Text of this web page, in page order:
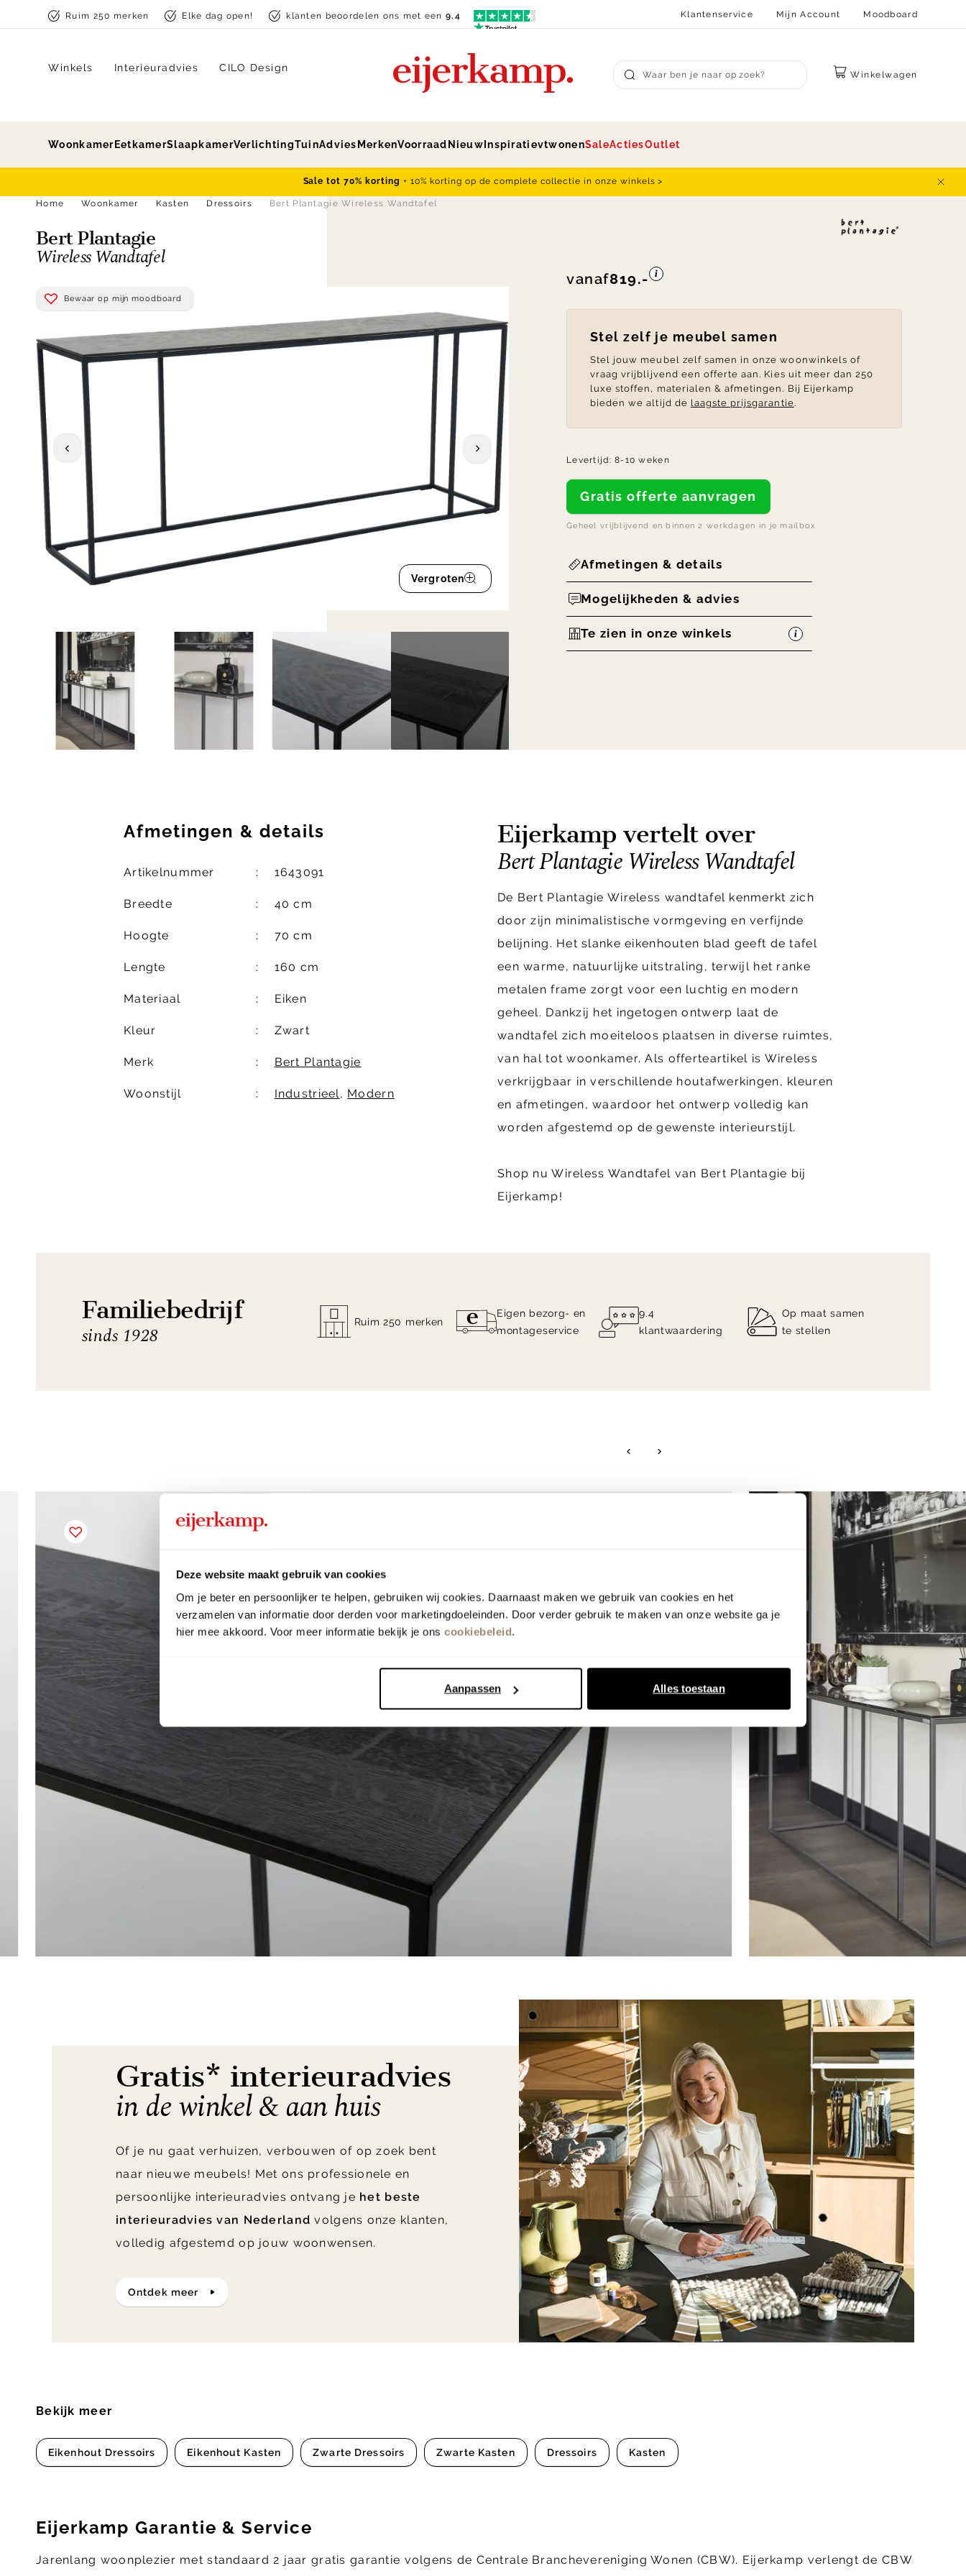
Deze website maakt gebruik van cookies
Om je beter en persoonlijker te helpen, gebruiken wij cookies. Daarnaast maken we gebruik van cookies en het
verzamelen van informatie door derden voor marketingdoeleinden. Door verder gebruik te maken van onze website ga je
hier mee akkoord. Voor meer informatie bekijk je ons cookiebeleid.
Aanpassen Alles toestaan
Skip to contentRuim 250 merken Elke dag open! klanten beoordelen ons met een9.4 Klantenservice Mijn Account Moodboard
Submit search
Winkelwagen
Winkels Interieuradvies CILO Design
Woonkamer EetkamerSlaapkamerVerlichtingTuinAdvies MerkenVoorraad Nieuw InspiratievtwonenSaleActiesOutlet
Sale tot 70% korting + 10% korting op de complete collectie in onze winkels >
Home
Woonkamer Kasten Dressoirs Bert Plantagie Wireless Wandtafel
Bert Plantagie
Wireless Wandtafel
Bewaar op mijn moodboard
Vergroten
vanaf819.-
Stel zelf je meubel samen
Stel jouw meubel zelf samen in onze woonwinkels of
vraag vrijblijvend een offerte aan. Kies uit meer dan 250
luxe stoffen, materialen & afmetingen. Bij Eijerkamp
bieden we altijd de laagste prijsgarantie.
Levertijd:8-10 weken
Gratis offerte aanvragen
Geheel vrijblijvend en binnen 2 werkdagen in je mailbox
Afmetingen & details
Mogelijkheden & advies
Te zien in onze winkels
Afmetingen & details
Artikelnummer 1643091
Breedte 40 cm
Hoogte 70 cm
Lengte 160 cm
Materiaal Eiken
Kleur Zwart
Merk Bert Plantagie
Woonstijl Industrieel, Modern
Eijerkamp vertelt over
Bert Plantagie Wireless Wandtafel
De Bert Plantagie Wireless wandtafel kenmerkt zich
door zijn minimalistische vormgeving en verfijnde
belijning. Het slanke eikenhouten blad geeft de tafel
een warme, natuurlijke uitstraling, terwijl het ranke
metalen frame zorgt voor een luchtig en modern
geheel. Dankzij het ingetogen ontwerp laat de
wandtafel zich moeiteloos plaatsen in diverse ruimtes,
van hal tot woonkamer. Als offerteartikel is Wireless
verkrijgbaar in verschillende houtafwerkingen, kleuren
en afmetingen, waardoor het ontwerp volledig kan
worden afgestemd op de gewenste interieurstijl.
Shop nu Wireless Wandtafel van Bert Plantagie bij
Eijerkamp!
Familiebedrijf
sinds 1928
Ruim 250 merken
Eigen bezorg- en
montageservice
9.4
klantwaardering
Op maat samen
te stellen
Gratis* interieuradvies
in de winkel & aan huis
Of je nu gaat verhuizen, verbouwen of op zoek bent
naar nieuwe meubels! Met ons professionele en
persoonlijke interieuradvies ontvang je het beste
interieuradvies van Nederland volgens onze klanten,
volledig afgestemd op jouw woonwensen.
ontdek meer
Bekijk meer
Eikenhout Dressoirs Eikenhout Kasten Zwarte Dressoirs Zwarte Kasten Dressoirs Kasten
Eijerkamp Garantie & Service
Jarenlang woonplezier met standaard 2 jaar gratis garantie volgens de Centrale Branchevereniging Wonen (CBW). Eijerkamp verlengt de CBW